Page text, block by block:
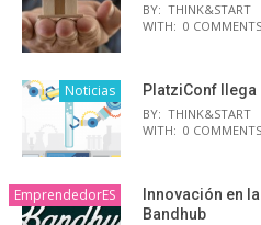
BY: THINK&START
WITH: 0 COMMENTS
Noticias PlatziConf
BY: THINK&START
WITH: 0 COMMENTS
EmprendedorES
Innovación en
Bandhub